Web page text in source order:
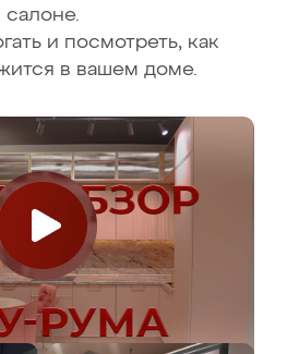
салоне.
и посмотреть, как
в вашем доме.